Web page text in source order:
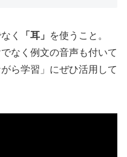
く 「耳」
を使うこと。
なく例文の音声も付いて
ら学習」にぜひ活用して